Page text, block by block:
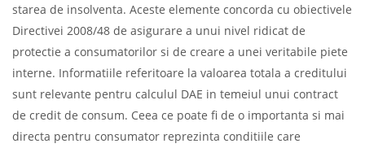
starea de insolventa. Aceste elemente concorda cu obiectivele
Directivei 2008/48 de asigurare a unui nivel ridicat de
protectie a consumatorilor si de creare a unei veritabile piete
interne. Informatiile referitoare la valoarea totala a creditului
sunt relevante pentru calculul DAE in temeiul unui contract
de credit de consum. Ceea ce poate fi de o importanta si mai
directa pentru consumator reprezinta conditiile care